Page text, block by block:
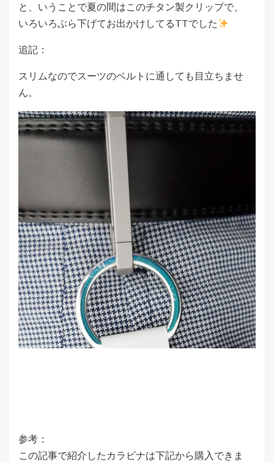
と、いうことで夏の間はこのチタン製クリップで、
いろいろぶら下げてお出かけしてるTTでした
追記：
スリムなのでスーツのベルトに通しても目立ちませ
ん。
参考：
この記事で紹介したカラビナは下記から購入できま